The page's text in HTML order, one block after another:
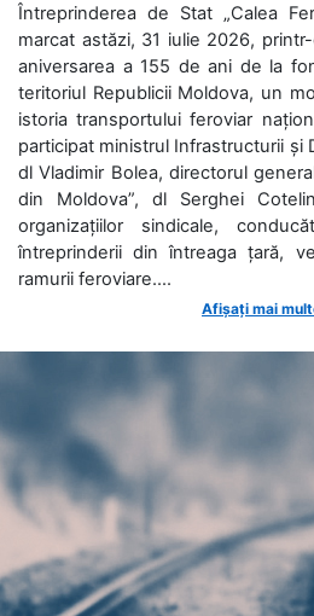
Întreprinderea de Stat „Calea
marcat astăzi, 31 iulie 2026,
aniversarea a 155 de ani de la
teritoriul Republicii Moldova, un
istoria transportului feroviar
participat ministrul Infrastructurii și
dl Vladimir Bolea, directorul
din Moldova”, dl Serghei
organizațiilor sindicale,
întreprinderii din întreaga țară,
ramurii feroviare....
Afișați mai